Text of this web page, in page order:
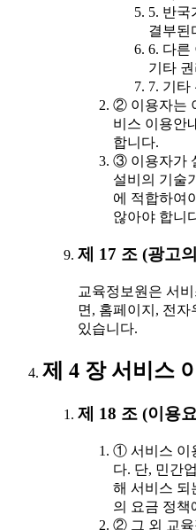
5. 반국
결부된
6. 다른
기타
7. 기타
② 이용자는
비스 이용안
합니다.
③ 이용자가
설비의 기술
에 적합하여
않아야 합니
제 17 조 (광고
교육정보원은 서
면, 홈페이지, 전
있습니다.
제 4 장 서비스
제 18 조 (이용
① 서비스 이
다. 단, 민간
해 서비스 되
의 요금 정책
② 그 외 교육